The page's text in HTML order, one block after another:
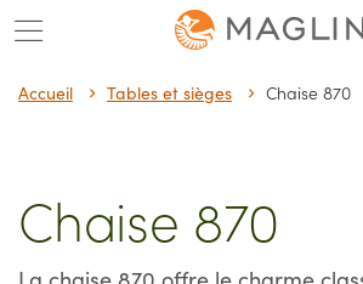
Passer
au
contenu
Accueil Tables et sièges Chaise 870
Chaise 870